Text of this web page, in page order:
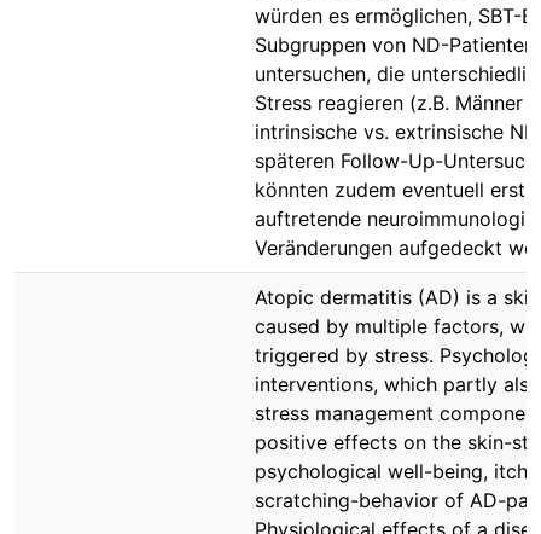
würden es ermöglichen, SBT-
Subgruppen von ND-Patienten
untersuchen, die
Stress reagieren (z.B. Männer
intrinsische vs. extrinsische
späteren Follow-Up-
könnten zudem eventuell erst
auftretende
Veränderungen aufgedeckt
Atopic dermatitis (AD) is a
caused by multiple factors,
triggered by stress.
interventions, which partly
stress management
positive effects on the skin-
psychological well-being, itch
scratching-behavior of AD-
Physiological effects of a